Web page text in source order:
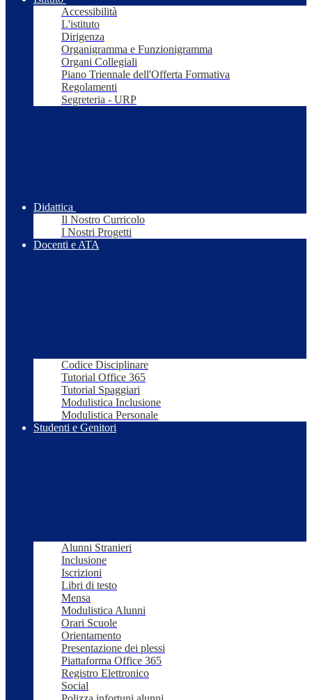
Accessibilità
L'istituto
Dirigenza
Organigramma e Funzionigramma
Organi Collegiali
Piano Triennale dell'Offerta Formativa
Regolamenti
Segreteria - URP
Didattica
Il Nostro Curricolo
I Nostri Progetti
Docenti e ATA
Codice Disciplinare
Tutorial Office 365
Tutorial Spaggiari
Modulistica Inclusione
Modulistica Personale
Studenti e Genitori
Alunni Stranieri
Inclusione
Iscrizioni
Libri di testo
Mensa
Modulistica Alunni
Orari Scuole
Orientamento
Presentazione dei plessi
Piattaforma Office 365
Registro Elettronico
Social